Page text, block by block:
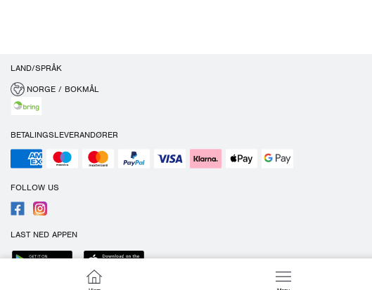
LAND/SPRÅK
NORGE / BOKMÅL
BETALINGSLEVERANDØRER
FOLLOW US
LAST NED APPEN